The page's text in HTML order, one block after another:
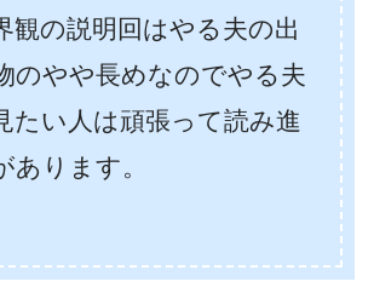
観の説明回はやる夫の出
のやや長めなのでやる夫
たい人は頑張って読み進
あります。